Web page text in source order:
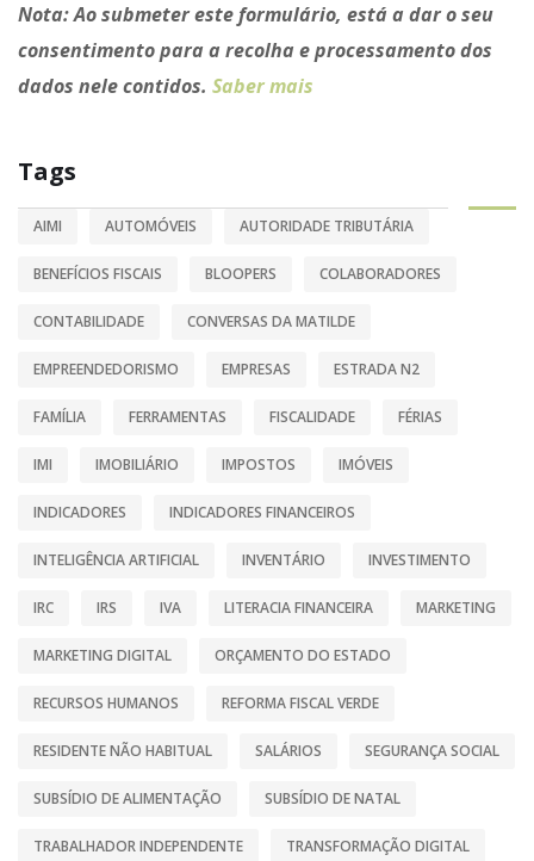
Nota:Ao submeter este formulário, está a dar o seu
consentimento para a recolha e processamento dos
dados nele contidos. Saber mais
Tags
AIMI AUTOMÓVEIS AUTORIDADE TRIBUTÁRIA
BENEFÍCIOS FISCAIS BLOOPERS COLABORADORES
CONTABILIDADE CONVERSAS DA MATILDE
EMPREENDEDORISMO EMPRESAS ESTRADA N2
FAMÍLIA FERRAMENTAS FISCALIDADE FÉRIAS
IMI IMOBILIÁRIO IMPOSTOS IMÓVEIS
INDICADORES INDICADORES FINANCEIROS
INTELIGÊNCIA ARTIFICIAL INVENTÁRIO INVESTIMENTO
IRC IRS IVA LITERACIA FINANCEIRA MARKETING
MARKETING DIGITAL ORÇAMENTO DO ESTADO
RECURSOS HUMANOS REFORMA FISCAL VERDE
RESIDENTE NÃO HABITUAL SALÁRIOS SEGURANÇA SOCIAL
SUBSÍDIO DE ALIMENTAÇÃO SUBSÍDIO DE NATAL
TRABALHADOR INDEPENDENTE TRANSFORMAÇÃO DIGITAL